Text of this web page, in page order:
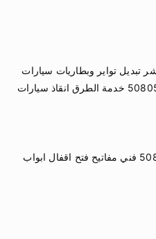
خدمة المساعدة على الطريق 50805535 خدمة الطرق انقاذ سيارات
فتح ابواب سيارات الكويت 50805535 فني مفاتيح فتح اقفال ابواب